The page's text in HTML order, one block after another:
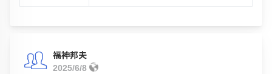
福神邦夫
2025/6/8